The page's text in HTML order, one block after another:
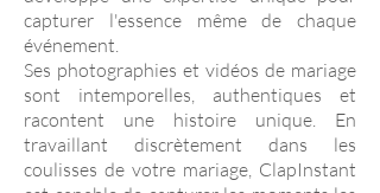
capturer l'essence même de chaque
événement.
Ses photographies et vidéos de mariage
sont intemporelles, authentiques et
racontent une histoire unique. En
travaillant discrètement dans les
coulisses de votre mariage, ClapInstant